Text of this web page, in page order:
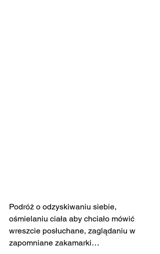
Podróż o odzyskiwaniu siebie,
ośmielaniu ciała aby chciało mówić
wreszcie posłuchane, zaglądaniu w
zapomniane zakamarki…